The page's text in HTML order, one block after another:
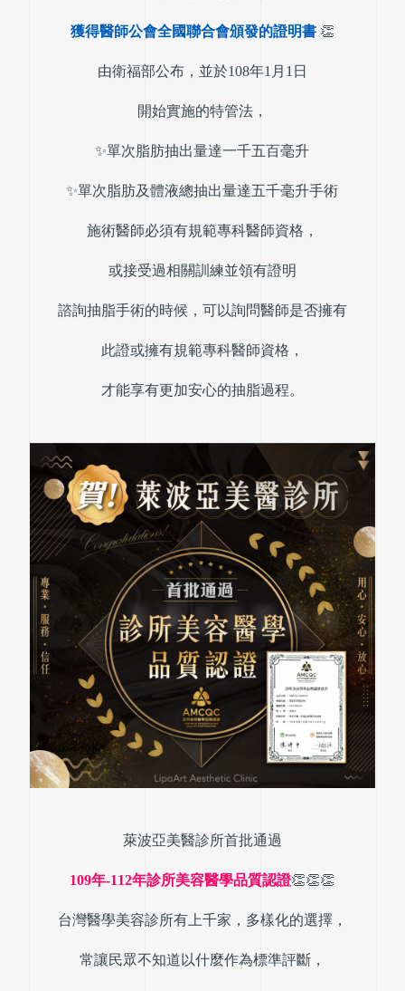
獲得醫師公會全國聯合會頒發的證明書 👏
由衛福部公布，並於108年1月1日
開始實施的特管法，
✨單次脂肪抽出量達一千五百毫升
✨單次脂肪及體液總抽出量達五千毫升手術
施術醫師必須有規範專科醫師資格，
或接受過相關訓練並領有證明
諮詢抽脂手術的時候，可以詢問醫師是否擁有
此證或擁有規範專科醫師資格，
才能享有更加安心的抽脂過程。
萊波亞美醫診所首批通過
109年-112年診所美容醫學品質認證👏👏👏
台灣醫學美容診所有上千家，多樣化的選擇，
常讓民眾不知道以什麼作為標準評斷，